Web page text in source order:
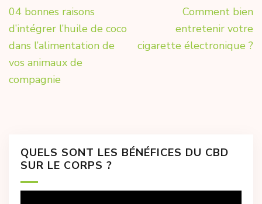
Navigation
de
l’article
04 bonnes raisons
d’intégrer l’huile de coco
dans l’alimentation de
vos animaux de
compagnie
Comment bien
entretenir votre
cigarette électronique ?
QUELS SONT LES BÉNÉFICES DU CBD
SUR LE CORPS ?